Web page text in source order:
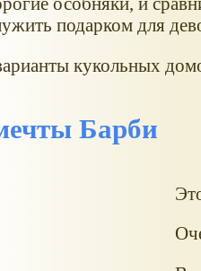
подарком для
кукольных
Барби